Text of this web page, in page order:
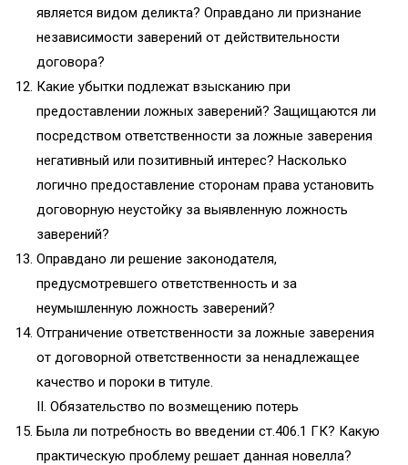
является видом деликта? Оправдано ли признание
независимости заверений от действительности
договора?
Какие убытки подлежат взысканию при
предоставлении ложных заверений? Защищаются ли
посредством ответственности за ложные заверения
негативный или позитивный интерес? Насколько
логично предоставление сторонам права установить
договорную неустойку за выявленную ложность
заверений?
Оправдано ли решение законодателя,
предусмотревшего ответственность и за
неумышленную ложность заверений?
Отграничение ответственности за ложные заверения
от договорной ответственности за ненадлежащее
качество и пороки в титуле.
II. Обязательство по возмещению потерь
Была ли потребность во введении ст.406.1 ГК? Какую
практическую проблему решает данная новелла?